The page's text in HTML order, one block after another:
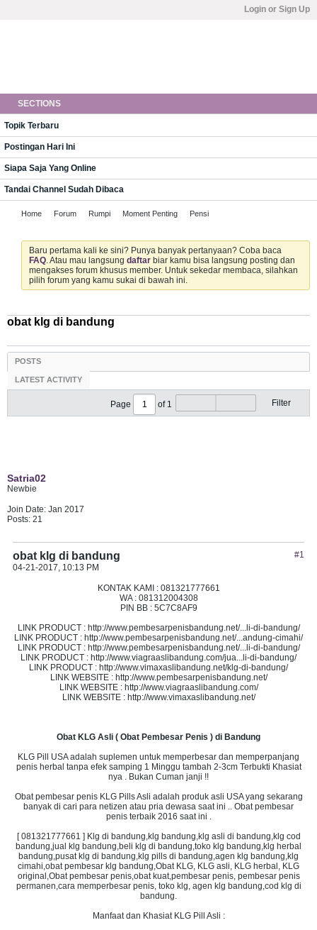
Login or Sign Up
SECTIONS
Topik Terbaru
Postingan Hari Ini
Siapa Saja Yang Online
Tandai Channel Sudah Dibaca
Home Forum Rumpi Moment Penting Pensi
Baru pertama kali ke sini? Punya banyak pertanyaan? Coba baca
FAQ. Atau mau langsung daftar biar kamu bisa langsung posting dan
mengakses forum khusus member. Untuk sekedar membaca, silahkan
pilih forum yang kamu sukai di bawah ini.
obat klg di bandung
POSTS
LATEST ACTIVITY
Page of 1 Filter
Satria02
Newbie
Join Date: Jan 2017
Posts: 21
#1
obat klg di bandung
04-21-2017, 10:13 PM
KONTAK KAMI : 081321777661
WA : 081312004308
PIN BB : 5C7C8AF9
LINK PRODUCT : http://www.pembesarpenisbandung.net/...li-di-bandung/
LINK PRODUCT : http://www.pembesarpenisbandung.net/...andung-cimahi/
LINK PRODUCT : http://www.pembesarpenisbandung.net/...li-di-bandung/
LINK PRODUCT : http://www.viagraaslibandung.com/jua...li-di-bandung/
LINK PRODUCT : http://www.vimaxaslibandung.net/klg-di-bandung/
LINK WEBSITE : http://www.pembesarpenisbandung.net/
LINK WEBSITE : http://www.viagraaslibandung.com/
LINK WEBSITE : http://www.vimaxaslibandung.net/
Obat KLG Asli ( Obat Pembesar Penis ) di Bandung
KLG Pill USA adalah suplemen untuk memperbesar dan memperpanjang
penis herbal tanpa efek samping 1 Minggu tambah 2-3cm Terbukti Khasiat
nya . Bukan Cuman janji !!
Obat pembesar penis KLG Pills Asli adalah produk asli USA yang sekarang
banyak di cari para netizen atau pria dewasa saat ini .. Obat pembesar
penis terbaik 2016 saat ini .
[ 081321777661 ] Klg di bandung,klg bandung,klg asli di bandung,klg cod
bandung,jual klg bandung,beli klg di bandung,toko klg bandung,klg herbal
bandung,pusat klg di bandung,klg pills di bandung,agen klg bandung,klg
cimahi,obat pembesar klg bandung,Obat KLG, KLG asli, KLG herbal, KLG
original,Obat pembesar penis,obat kuat,pembesar penis, pembesar penis
permanen,cara memperbesar penis, toko klg, agen klg bandung,cod klg di
bandung.
Manfaat dan Khasiat KLG Pill Asli :